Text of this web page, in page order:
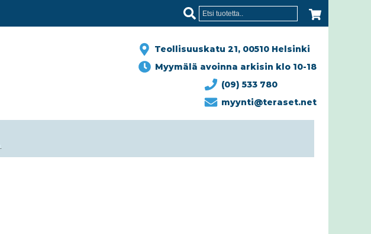
Teollisuuskatu 21, 00510 Helsinki
Myymälä avoinna arkisin klo 10-18
(09) 533 780
myynti@teraset.net